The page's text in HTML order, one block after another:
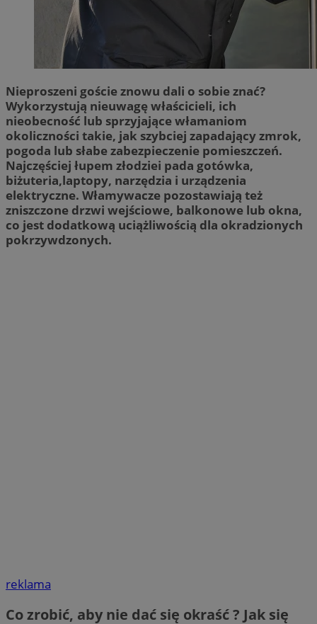
Nieproszeni goście znowu dali o sobie znać?
Wykorzystują nieuwagę właścicieli, ich
nieobecność lub sprzyjające włamaniom
okoliczności takie, jak szybciej zapadający zmrok,
pogoda lub słabe zabezpieczenie pomieszczeń.
Najczęściej łupem złodziei pada gotówka,
biżuteria,laptopy, narzędzia i urządzenia
elektryczne. Włamywacze pozostawiają też
zniszczone drzwi wejściowe, balkonowe lub okna,
co jest dodatkową uciążliwością dla okradzionych
pokrzywdzonych.
reklama
Co zrobić, aby nie dać się okraść ? Jak się